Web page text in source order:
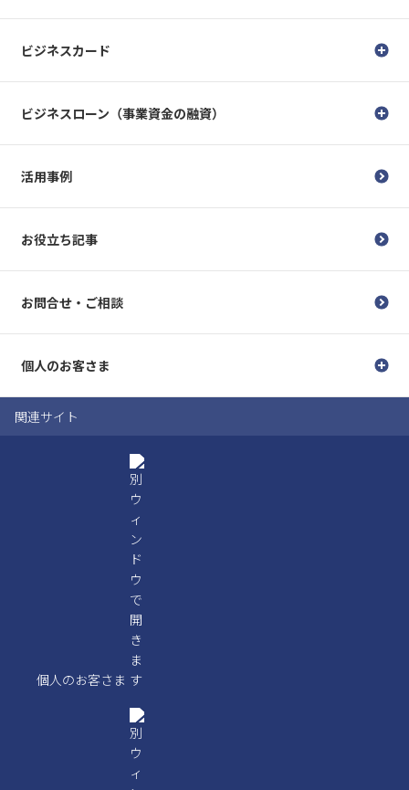
ビジネスカード
ビジネスローン（事業資金の融資）
活用事例
お役立ち記事
お問合せ・ご相談
個人のお客さま
関連サイト
個人のお客さま